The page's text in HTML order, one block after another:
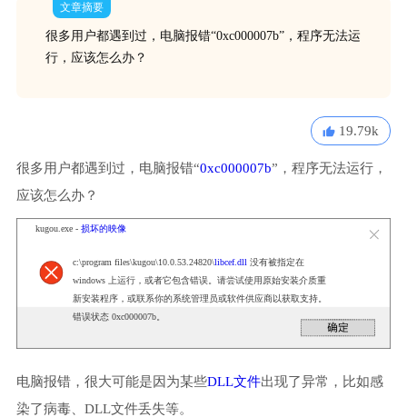
文章摘要
很多用户都遇到过，电脑报错“0xc000007b”，程序无法运
行，应该怎么办？
19.79k
很多用户都遇到过，电脑报错“0xc000007b”，程序无法运行，
应该怎么办？
kugou.exe - 损坏的映像
c:\program files\kugou\10.0.53.24820\libcef.dll 没有被指定在
windows 上运行，或者它包含错误。请尝试使用原始安装介质重
新安装程序，或联系你的系统管理员或软件供应商以获取支持。
错误状态 0xc000007b。
电脑报错，很大可能是因为某些DLL文件出现了异常，比如感
染了病毒、DLL文件丢失等。